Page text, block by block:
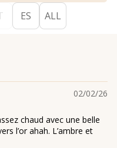
ES ALL
02/02/26
chaud avec une belle
l’or ahah. L’ambre et